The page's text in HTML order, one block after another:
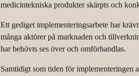
medicintekniska produkter skärpts och
Ett gediget implementeringsarbete har
många aktörer på marknaden och
har behövts ses över och omförhandlas.
Samtidigt som tiden för implementeringen